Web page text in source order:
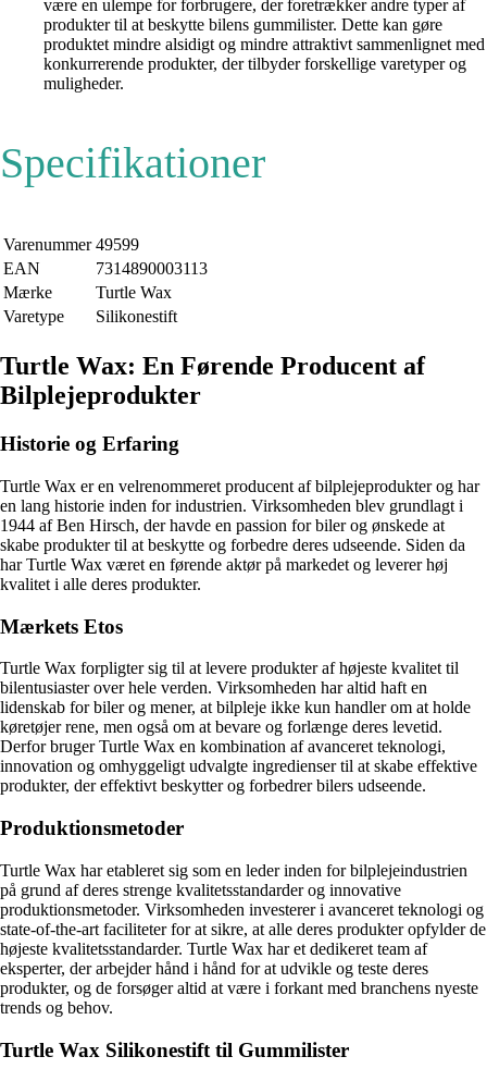
være en ulempe for forbrugere, der foretrækker andre typer af
produkter til at beskytte bilens gummilister. Dette kan gøre
produktet mindre alsidigt og mindre attraktivt sammenlignet med
konkurrerende produkter, der tilbyder forskellige varetyper og
muligheder.
Specifikationer
Varenummer 49599
EAN
7314890003113
Mærke
Turtle Wax
Varetype
Silikonestift
Turtle Wax: En Førende Producent af
Bilplejeprodukter
Historie og Erfaring
Turtle Wax er en velrenommeret producent af bilplejeprodukter og har
en lang historie inden for industrien. Virksomheden blev grundlagt i
1944 af Ben Hirsch, der havde en passion for biler og ønskede at
skabe produkter til at beskytte og forbedre deres udseende. Siden da
har Turtle Wax været en førende aktør på markedet og leverer høj
kvalitet i alle deres produkter.
Mærkets Etos
Turtle Wax forpligter sig til at levere produkter af højeste kvalitet til
bilentusiaster over hele verden. Virksomheden har altid haft en
lidenskab for biler og mener, at bilpleje ikke kun handler om at holde
køretøjer rene, men også om at bevare og forlænge deres levetid.
Derfor bruger Turtle Wax en kombination af avanceret teknologi,
innovation og omhyggeligt udvalgte ingredienser til at skabe effektive
produkter, der effektivt beskytter og forbedrer bilers udseende.
Produktionsmetoder
Turtle Wax har etableret sig som en leder inden for bilplejeindustrien
på grund af deres strenge kvalitetsstandarder og innovative
produktionsmetoder. Virksomheden investerer i avanceret teknologi og
state-of-the-art faciliteter for at sikre, at alle deres produkter opfylder de
højeste kvalitetsstandarder. Turtle Wax har et dedikeret team af
eksperter, der arbejder hånd i hånd for at udvikle og teste deres
produkter, og de forsøger altid at være i forkant med branchens nyeste
trends og behov.
Turtle Wax Silikonestift til Gummilister